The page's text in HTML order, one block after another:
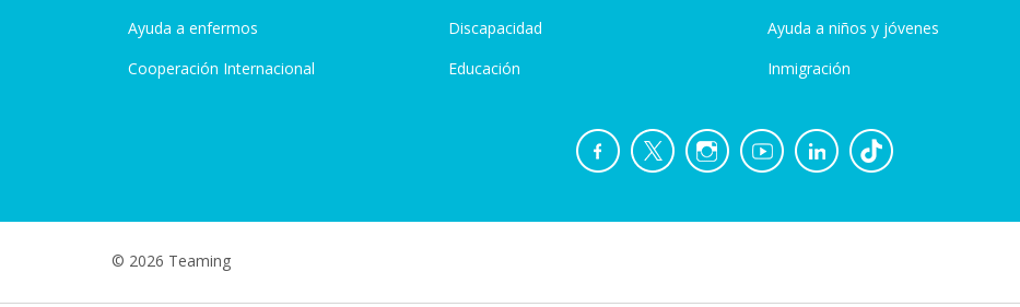
Ayuda a enfermos
Cooperación Internacional
Discapacidad
Educación
Ayuda a niños y jóvenes
Inmigración
© 2026 Teaming